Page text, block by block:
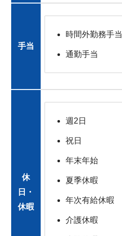
手当
時間外勤務手当
通勤手当
休
日・
休暇
週2日
祝日
年末年始
夏季休暇
年次有給休暇
介護休暇